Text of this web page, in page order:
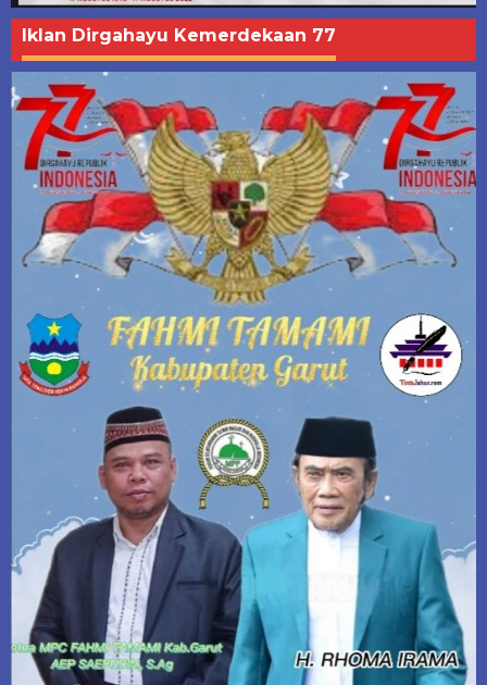
Iklan Dirgahayu Kemerdekaan 77